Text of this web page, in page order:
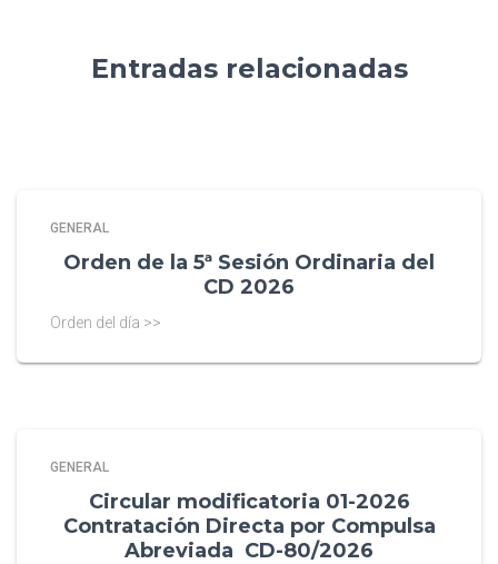
Entradas relacionadas
GENERAL
Orden de la 5ª Sesión Ordinaria del
CD 2026
Orden del día >>
GENERAL
Circular modificatoria 01-2026
Contratación Directa por Compulsa
Abreviada CD-80/2026